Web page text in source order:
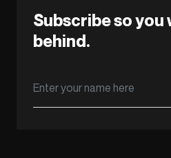
Subscribe so you
behind.